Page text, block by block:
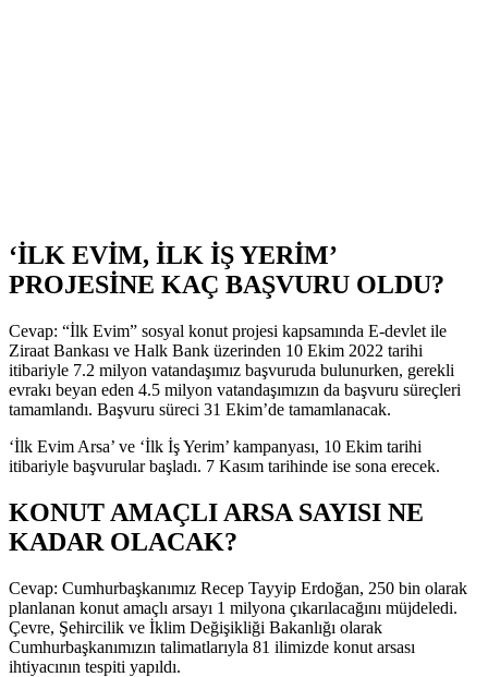
‘İLK EVİM, İLK İŞ YERİM’
PROJESİNE KAÇ BAŞVURU OLDU?
Cevap: “İlk Evim” sosyal konut projesi kapsamında E-devlet ile
Ziraat Bankası ve Halk Bank üzerinden 10 Ekim 2022 tarihi
itibariyle 7.2 milyon vatandaşımız başvuruda bulunurken, gerekli
evrakı beyan eden 4.5 milyon vatandaşımızın da başvuru süreçleri
tamamlandı. Başvuru süreci 31 Ekim’de tamamlanacak.
‘İlk Evim Arsa’ ve ‘İlk İş Yerim’ kampanyası, 10 Ekim tarihi
itibariyle başvurular başladı. 7 Kasım tarihinde ise sona erecek.
KONUT AMAÇLI ARSA SAYISI NE
KADAR OLACAK?
Cevap: Cumhurbaşkanımız Recep Tayyip Erdoğan, 250 bin olarak
planlanan konut amaçlı arsayı 1 milyona çıkarılacağını müjdeledi.
Çevre, Şehircilik ve İklim Değişikliği Bakanlığı olarak
Cumhurbaşkanımızın talimatlarıyla 81 ilimizde konut arsası
ihtiyacının tespiti yapıldı.